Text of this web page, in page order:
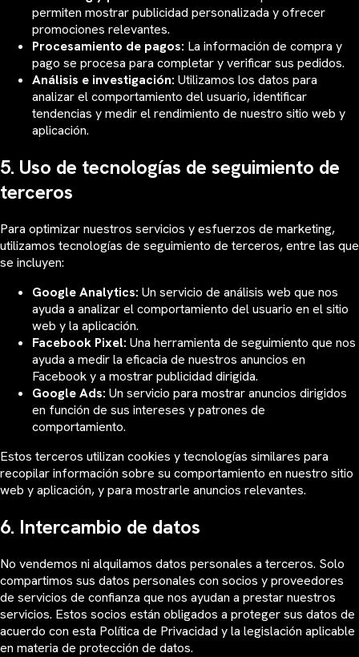
permiten mostrar publicidad personalizada y ofrecer
promociones relevantes.
Procesamiento de pagos: La información de compra y
pago se procesa para completar y verificar sus pedidos.
Análisis e investigación: Utilizamos los datos para
analizar el comportamiento del usuario, identificar
tendencias y medir el rendimiento de nuestro sitio web y
aplicación.
5. Uso de tecnologías de seguimiento de
terceros
Para optimizar nuestros servicios y esfuerzos de marketing,
utilizamos tecnologías de seguimiento de terceros, entre las que
se incluyen:
Google Analytics: Un servicio de análisis web que nos
ayuda a analizar el comportamiento del usuario en el sitio
web y la aplicación.
Facebook Pixel: Una herramienta de seguimiento que nos
ayuda a medir la eficacia de nuestros anuncios en
Facebook y a mostrar publicidad dirigida.
Google Ads: Un servicio para mostrar anuncios dirigidos
en función de sus intereses y patrones de
comportamiento.
Estos terceros utilizan cookies y tecnologías similares para
recopilar información sobre su comportamiento en nuestro sitio
web y aplicación, y para mostrarle anuncios relevantes.
6. Intercambio de datos
No vendemos ni alquilamos datos personales a terceros. Solo
compartimos sus datos personales con socios y proveedores
de servicios de confianza que nos ayudan a prestar nuestros
servicios. Estos socios están obligados a proteger sus datos de
acuerdo con esta Política de Privacidad y la legislación aplicable
en materia de protección de datos.